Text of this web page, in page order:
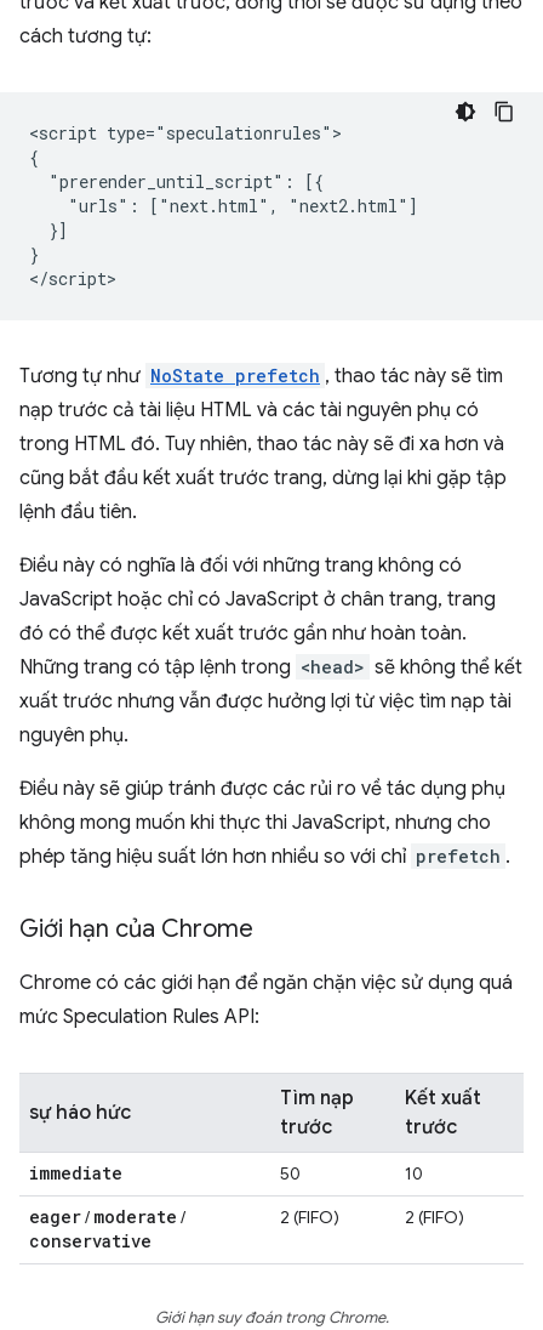
cách tương tự:
<script type="speculationrules">
{
  "prerender_until_script": [{
    "urls": ["next.html", "next2.html"]
  }]
}
Tương tự như NoState prefetch , thao tác này sẽ tìm
nạp trước cả tài liệu HTML và các tài nguyên phụ có
trong HTML đó. Tuy nhiên, thao tác này sẽ đi xa hơn và
cũng bắt đầu kết xuất trước trang, dừng lại khi gặp tập
lệnh đầu tiên.
Điều này có nghĩa là đối với những trang không có
JavaScript hoặc chỉ có JavaScript ở chân trang, trang
đó có thể được kết xuất trước gần như hoàn toàn.
Những trang có tập lệnh trong <head> sẽ không thể kết
xuất trước nhưng vẫn được hưởng lợi từ việc tìm nạp tài
nguyên phụ.
Điều này sẽ giúp tránh được các rủi ro về tác dụng phụ
không mong muốn khi thực thi JavaScript, nhưng cho
phép tăng hiệu suất lớn hơn nhiều so với chỉ prefetch .
Giới hạn của Chrome
Chrome có các giới hạn để ngăn chặn việc sử dụng quá
mức Speculation Rules API:
sự háo hức
Tìm nạp
trước
Kết xuất
trước
immediate 50 10
eager/ moderate /
conservative
2 (FIFO) 2 (FIFO)
Giới hạn suy đoán trong Chrome.